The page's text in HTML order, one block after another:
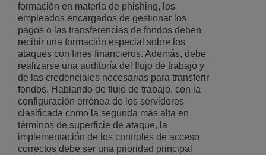
formación en materia de phishing, los
empleados encargados de gestionar los
pagos o las transferencias de fondos deben
recibir una formación especial sobre los
ataques con fines financieros. Además, debe
realizarse una auditoría del flujo de trabajo y
de las credenciales necesarias para transferir
fondos. Hablando de flujo de trabajo, con la
configuración errónea de los servidores
clasificada como la segunda más alta en
términos de superficie de ataque, la
implementación de los controles de acceso
correctos debe ser una prioridad principal